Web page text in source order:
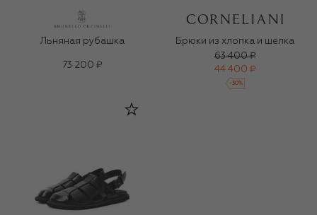
Льняная рубашка
73 200 ₽
Брюки из хлопка и шелка
63 400 ₽
44 400 ₽
-30%